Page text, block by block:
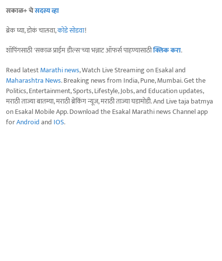
सकाळ+ चेसदस्य व्हा
ब्रेक घ्या, डोकं चालवा,कोडे सोडवा!
शॉपिंगसाठी 'सकाळ प्राईम डील्स'च्या भन्नाट ऑफर्स पाहण्यासाठीक्लिक करा.
Read latestMarathi news, Watch Live Streaming on Esakal and
Maharashtra News. Breaking news from India, Pune, Mumbai. Get the
Politics, Entertainment, Sports, Lifestyle, Jobs, and Education updates,
मराठी ताज्या बातम्या, मराठी ब्रेकिंग न्यूज, मराठी ताज्या घडामोडी. And Live taja batmya
on Esakal Mobile App. Download the Esakal Marathi news Channel app
forAndroidand IOS.